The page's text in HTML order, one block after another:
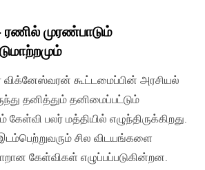
முரண்பாடும்
விக்னேஸ்வரன் கூட்டமைப்பின் அரசியல்
தனித்தும் தனிமைப்பட்டும்
பலர் மத்தியில் எழுந்திருக்கிறது.
சில விடயங்களை
கேள்விகள் எழுப்பப்படுகின்றன.